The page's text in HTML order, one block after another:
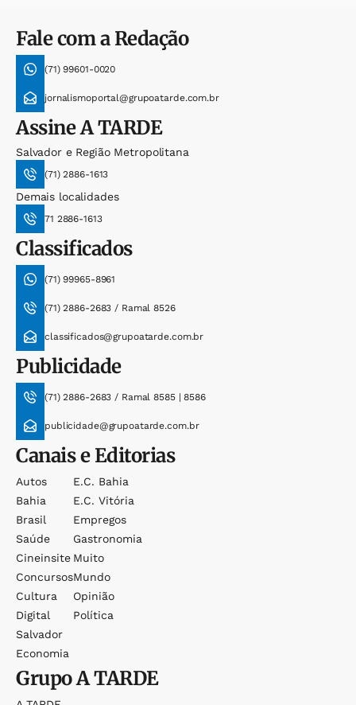
Fale com a Redação
(71) 99601-0020
jornalismoportal@grupoatarde.com.br
AssineA TARDE
Salvador e Região Metropolitana
(71) 2886-1613
Demais localidades
71 2886-1613
Classificados
(71) 99965-8961
(71) 2886-2683 / Ramal 8526
classificados@grupoatarde.com.br
Publicidade
(71) 2886-2683 / Ramal 8585 | 8586
publicidade@grupoatarde.com.br
Canais e Editorias
Autos
Bahia
Brasil
Saúde
Cineinsite
Concursos
Cultura
Digital
Salvador
Economia
E.c. Bahia
E.c. Vitória
Empregos
Gastronomia
Muito
Mundo
Opinião
Política
GrupoA TARDE